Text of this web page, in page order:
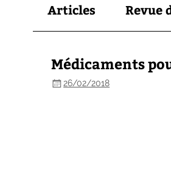
Articles Revue
Médicaments
26/02/2018